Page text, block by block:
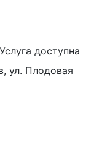
Услуга доступна
ул. Плодовая